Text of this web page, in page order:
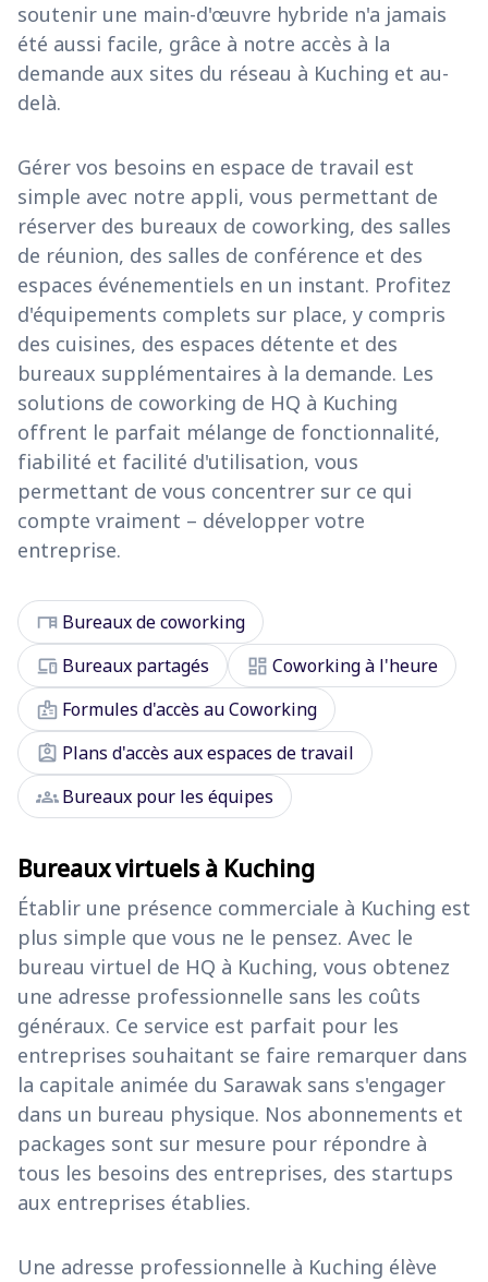
soutenir une main-d'œuvre hybride n'a jamais
été aussi facile, grâce à notre accès à la
demande aux sites du réseau à Kuching et au-
delà.
Gérer vos besoins en espace de travail est
simple avec notre appli, vous permettant de
réserver des bureaux de coworking, des salles
de réunion, des salles de conférence et des
espaces événementiels en un instant. Profitez
d'équipements complets sur place, y compris
des cuisines, des espaces détente et des
bureaux supplémentaires à la demande. Les
solutions de coworking de HQ à Kuching
offrent le parfait mélange de fonctionnalité,
fiabilité et facilité d'utilisation, vous
permettant de vous concentrer sur ce qui
compte vraiment – développer votre
entreprise.
desk Bureaux de coworking
devices Bureaux partagés dashboard Coworking à l'heure
badge Formules d'accès au Coworking
assignment_ind Plans d'accès aux espaces de travail
groupsBureaux pour les équipes
Bureaux virtuels à Kuching
Établir une présence commerciale à Kuching est
plus simple que vous ne le pensez. Avec le
bureau virtuel de HQ à Kuching, vous obtenez
une adresse professionnelle sans les coûts
généraux. Ce service est parfait pour les
entreprises souhaitant se faire remarquer dans
la capitale animée du Sarawak sans s'engager
dans un bureau physique. Nos abonnements et
packages sont sur mesure pour répondre à
tous les besoins des entreprises, des startups
aux entreprises établies.
Une adresse professionnelle à Kuching élève